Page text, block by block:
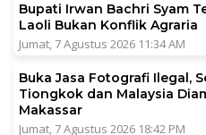
Bupati Irwan Bachri Syam
Laoli Bukan Konflik Agraria
Jumat, 7 Agustus 2026 11:34 AM
Buka Jasa Fotografi Ilegal,
Tiongkok dan Malaysia
Makassar
Jumat, 7 Agustus 2026 18:42 PM